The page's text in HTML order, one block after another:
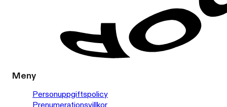
Meny
Personuppgiftspolicy